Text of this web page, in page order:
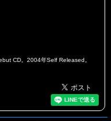
CD。2004年Self Released。